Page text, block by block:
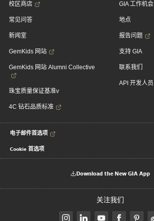
校区商店
常见问答
新闻室
GemKids 网站
GemKids 网站 Alumni Collective
珠宝质量保证基准v
4C 钻石品质标准
GIA 工作机会
地点
报告问题
支持 GIA
联系我们
API 开发人员
电子邮件首选项
Cookie 首选项
Download the New GIA App
关注我们